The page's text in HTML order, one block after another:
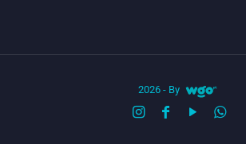
2026 - By